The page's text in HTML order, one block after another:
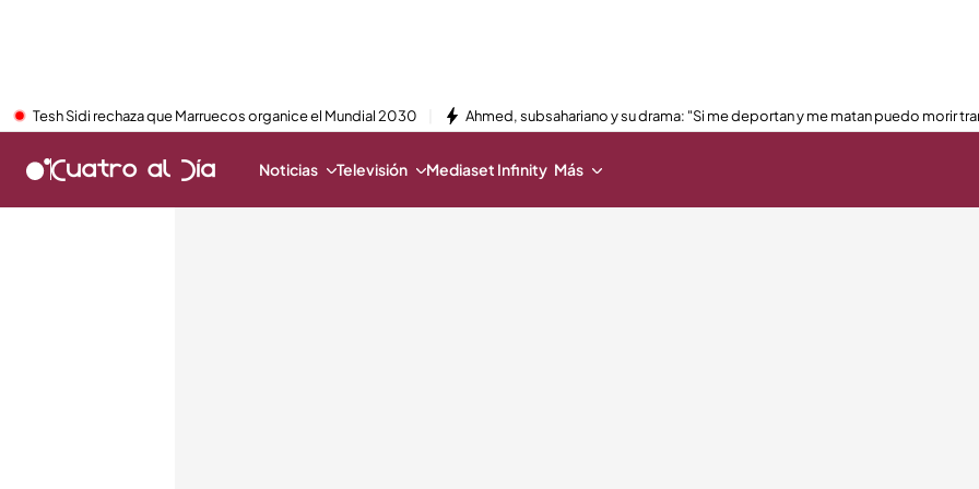
Tesh Sidi rechaza que Marruecos organice el Mundial 2030 Ahmed, subsahariano y su drama: "Si me deportan y me matan puedo morir
Noticias Televisión Mediaset Infinity Más